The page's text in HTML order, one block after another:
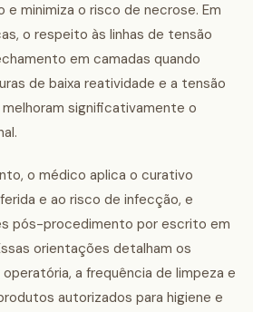
minimiza o risco de necrose. Em
o respeito às linhas de tensão
em camadas quando
de baixa reatividade e a tensão
significativamente o
o médico aplica o curativo
e ao risco de infecção, e
pós-procedimento por escrito em
orientações detalham os
a frequência de limpeza e
autorizados para higiene e